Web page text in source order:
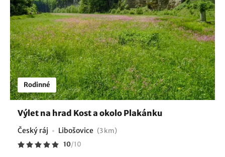
Rodinné
Výlet na hrad Kost a okolo Plakánku
Český ráj Libošovice (3 km)
10/10